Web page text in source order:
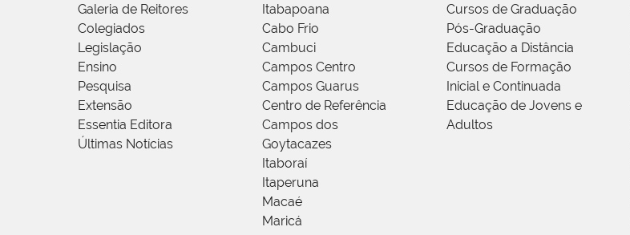
Galeria de Reitores
Colegiados
Legislação
Ensino
Pesquisa
Extensão
Essentia Editora
Últimas Notícias
Itabapoana
Cabo Frio
Cambuci
Campos Centro
Campos Guarus
Centro de Referência
Campos dos
Goytacazes
Itaboraí
Itaperuna
Macaé
Maricá
Cursos de Graduação
Pós-Graduação
Educação a Distância
Cursos de Formação
Inicial e Continuada
Educação de Jovens e
Adultos